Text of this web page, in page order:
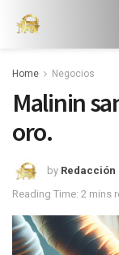
Home Negocios
Malinin
oro.
by Redacción
Reading Time: 2 mins